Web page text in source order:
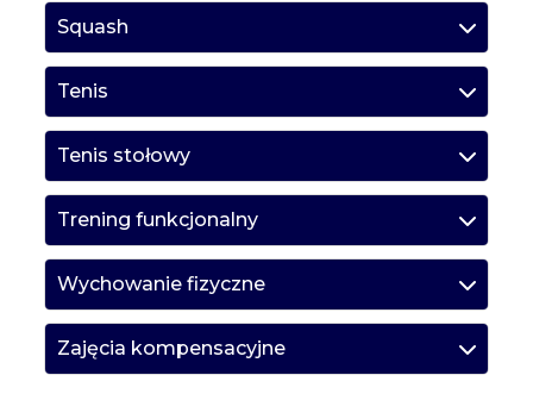
Squash
Tenis
Tenis stołowy
Trening funkcjonalny
Wychowanie fizyczne
Zajęcia kompensacyjne